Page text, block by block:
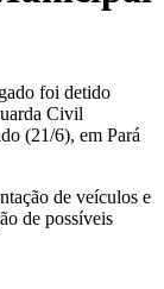
foi detido
Civil
(21/6), em Pará
de veículos e
de possíveis